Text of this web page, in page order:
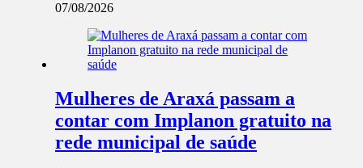
07/08/2026
Mulheres de Araxá passam a
contar com Implanon gratuito na
rede municipal de saúde